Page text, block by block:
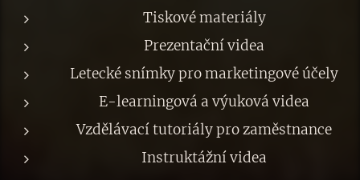
Tiskové materiály
Prezentační videa
Letecké snímky pro marketingové účely
E-learningová a výuková videa
Vzdělávací tutoriály pro zaměstnance
Instruktážní videa